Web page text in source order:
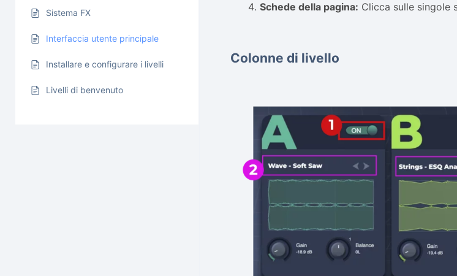
Sistema FX
Interfaccia utente principale
Installare e configurare i livelli
Livelli di benvenuto
Schede della pagina: Clicca sulle singole
Colonne di livello